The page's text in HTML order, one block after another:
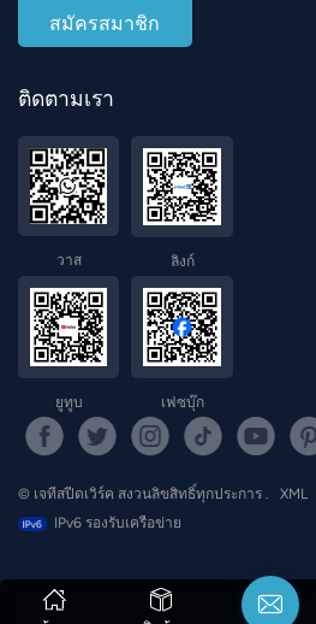
ติดตามเรา
วาส ลิงก์
ยูทูบ เฟซบุ๊ก
© เจทีสปีดเวิร์ค สงวนลิขสิทธิ์ทุกประการ . XML
IPv6 รองรับเครือข่าย